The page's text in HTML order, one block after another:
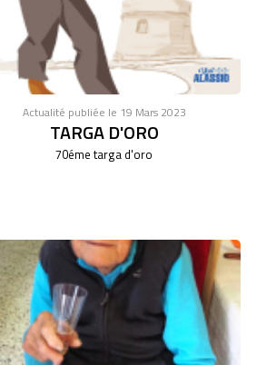
Actualité publiée le 19 Mars 2023
TARGA D'ORO
70éme targa d'oro